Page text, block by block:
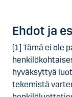
Ehdot ja
[1] Tämä ei ole
hyväksyttyä
tekemistä